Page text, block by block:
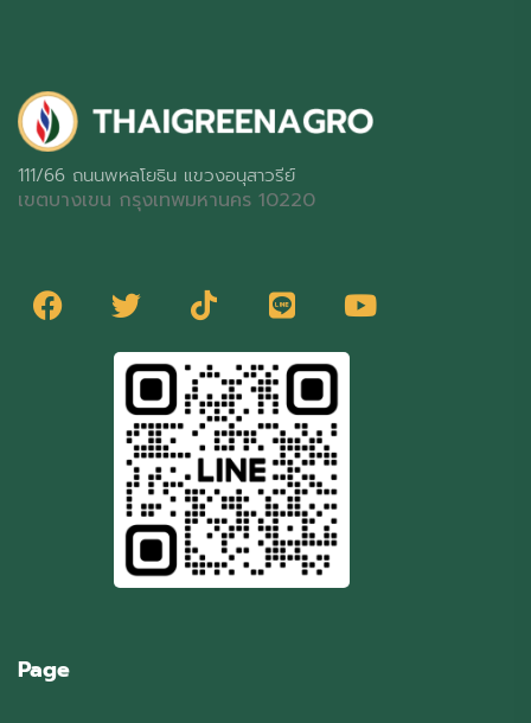
111/66 ถนนพหลโยธิน แขวงอนุสาวรีย์
เขตบางเขน กรุงเทพมหานคร 10220
Page